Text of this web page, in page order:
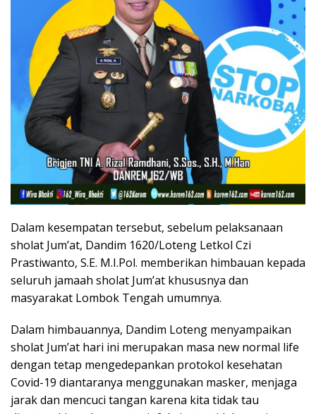
Dalam kesempatan tersebut, sebelum pelaksanaan
sholat Jum’at, Dandim 1620/Loteng Letkol Czi
Prastiwanto, S.E. M.I.Pol. memberikan himbauan kepada
seluruh jamaah sholat Jum’at khususnya dan
masyarakat Lombok Tengah umumnya.
Dalam himbauannya, Dandim Loteng menyampaikan
sholat Jum’at hari ini merupakan masa new normal life
dengan tetap mengedepankan protokol kesehatan
Covid-19 diantaranya menggunakan masker, menjaga
jarak dan mencuci tangan karena kita tidak tau